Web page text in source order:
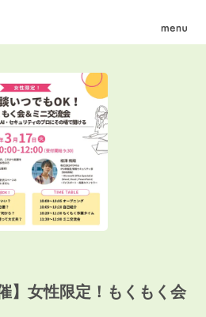
】女性限定！もくもく会